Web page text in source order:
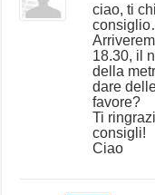
ciao, ti
18.30, il
della
dare
favore?
Ti
consigli!
Ciao